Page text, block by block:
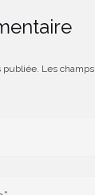
publiée. Les